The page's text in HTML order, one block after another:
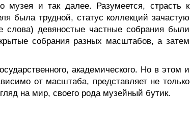
музея и так далее. Разумеется, страсть к
была трудной, статус коллекций зачастую
девяностые частные собрания были
собрания разных масштабов, а затем
академического. Но в этом и
от масштаба, представляет не только
на мир, своего рода музейный бутик.